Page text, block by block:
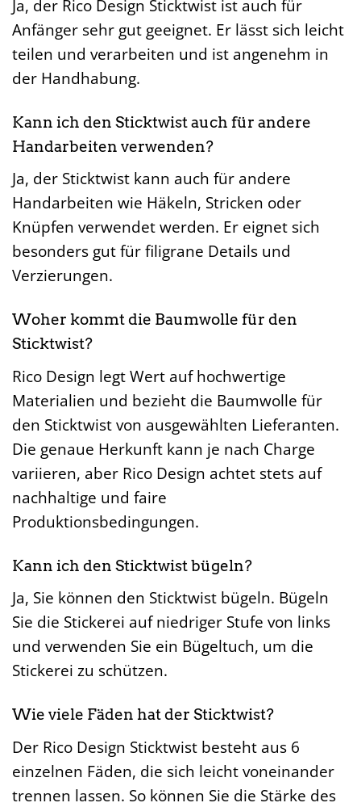
Ja, der Rico Design Sticktwist ist auch für
Anfänger sehr gut geeignet. Er lässt sich leicht
teilen und verarbeiten und ist angenehm in
der Handhabung.
Kann ich den Sticktwist auch für andere
Handarbeiten verwenden?
Ja, der Sticktwist kann auch für andere
Handarbeiten wie Häkeln, Stricken oder
Knüpfen verwendet werden. Er eignet sich
besonders gut für filigrane Details und
Verzierungen.
Woher kommt die Baumwolle für den
Sticktwist?
Rico Design legt Wert auf hochwertige
Materialien und bezieht die Baumwolle für
den Sticktwist von ausgewählten Lieferanten.
Die genaue Herkunft kann je nach Charge
variieren, aber Rico Design achtet stets auf
nachhaltige und faire
Produktionsbedingungen.
Kann ich den Sticktwist bügeln?
Ja, Sie können den Sticktwist bügeln. Bügeln
Sie die Stickerei auf niedriger Stufe von links
und verwenden Sie ein Bügeltuch, um die
Stickerei zu schützen.
Wie viele Fäden hat der Sticktwist?
Der Rico Design Sticktwist besteht aus 6
einzelnen Fäden, die sich leicht voneinander
trennen lassen. So können Sie die Stärke des